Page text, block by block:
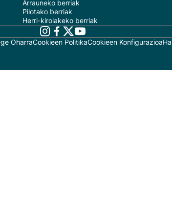
Arrauneko berriak
Pilotako berriak
Herri-kirolakeko berriak
OharraCookieen PolitikaCookieen Konfigurazioa